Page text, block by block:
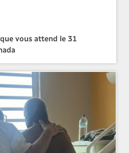
vous attend le 31